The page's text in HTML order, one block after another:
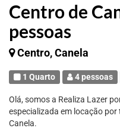
Centro de
pessoas
Centro, Canela
1 Quarto 4 pessoas
Olá, somos a Realiza Lazer
especializada em locação
Canela.